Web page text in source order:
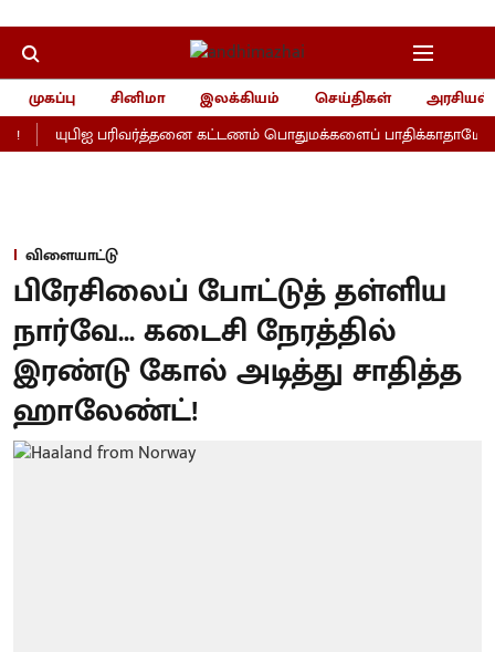
முகப்பு சினிமா இலக்கியம் செய்திகள்
அரசியல்
யுபிஐ பரிவர்த்தனை கட்டணம் பொதுமக்களைப் பாதிக்காதாமே...
விளையாட்டு
பிரேசிலைப் போட்டுத் தள்ளிய
நார்வே... கடைசி நேரத்தில்
இரண்டு கோல் அடித்து சாதித்த
ஹாலேண்ட்!